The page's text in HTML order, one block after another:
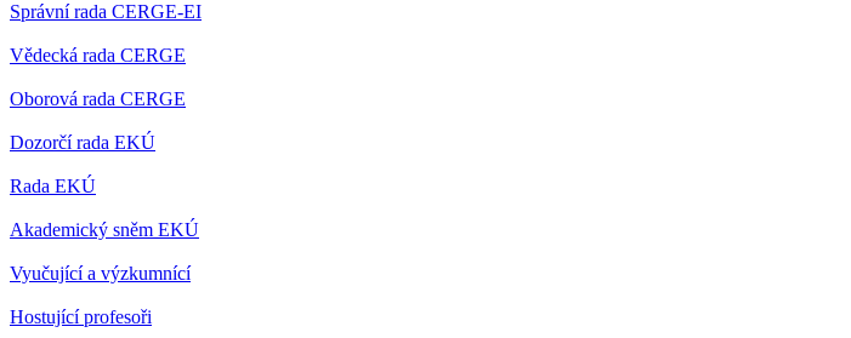
Správní rada CERGE-EI
Vědecká rada CERGE
Oborová rada CERGE
Dozorčí rada EKÚ
Rada EKÚ
Akademický sněm EKÚ
Vyučující a výzkumnící
Hostující profesoři